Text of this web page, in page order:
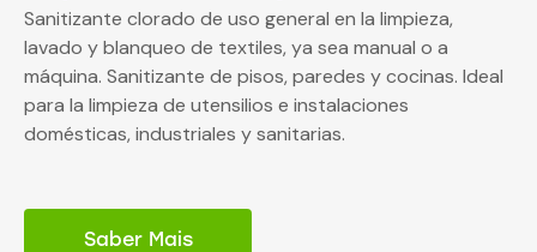
Sanitizante clorado de uso general en la limpieza,
lavado y blanqueo de textiles, ya sea manual o a
máquina. Sanitizante de pisos, paredes y cocinas. Ideal
para la limpieza de utensilios e instalaciones
domésticas, industriales y sanitarias.
Saber Mais